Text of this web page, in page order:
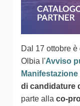
Dal 17 ottobre
Olbia l'Avviso
di candidature
parte alla co-